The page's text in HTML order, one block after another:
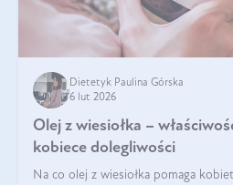
Dietetyk Paulina Górska
6 lut 2026
Olej z wiesiołka –
kobiece dolegliwości
Na co olej z wiesiołka pomaga